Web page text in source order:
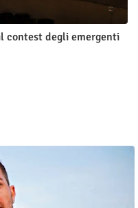
contest degli emergenti